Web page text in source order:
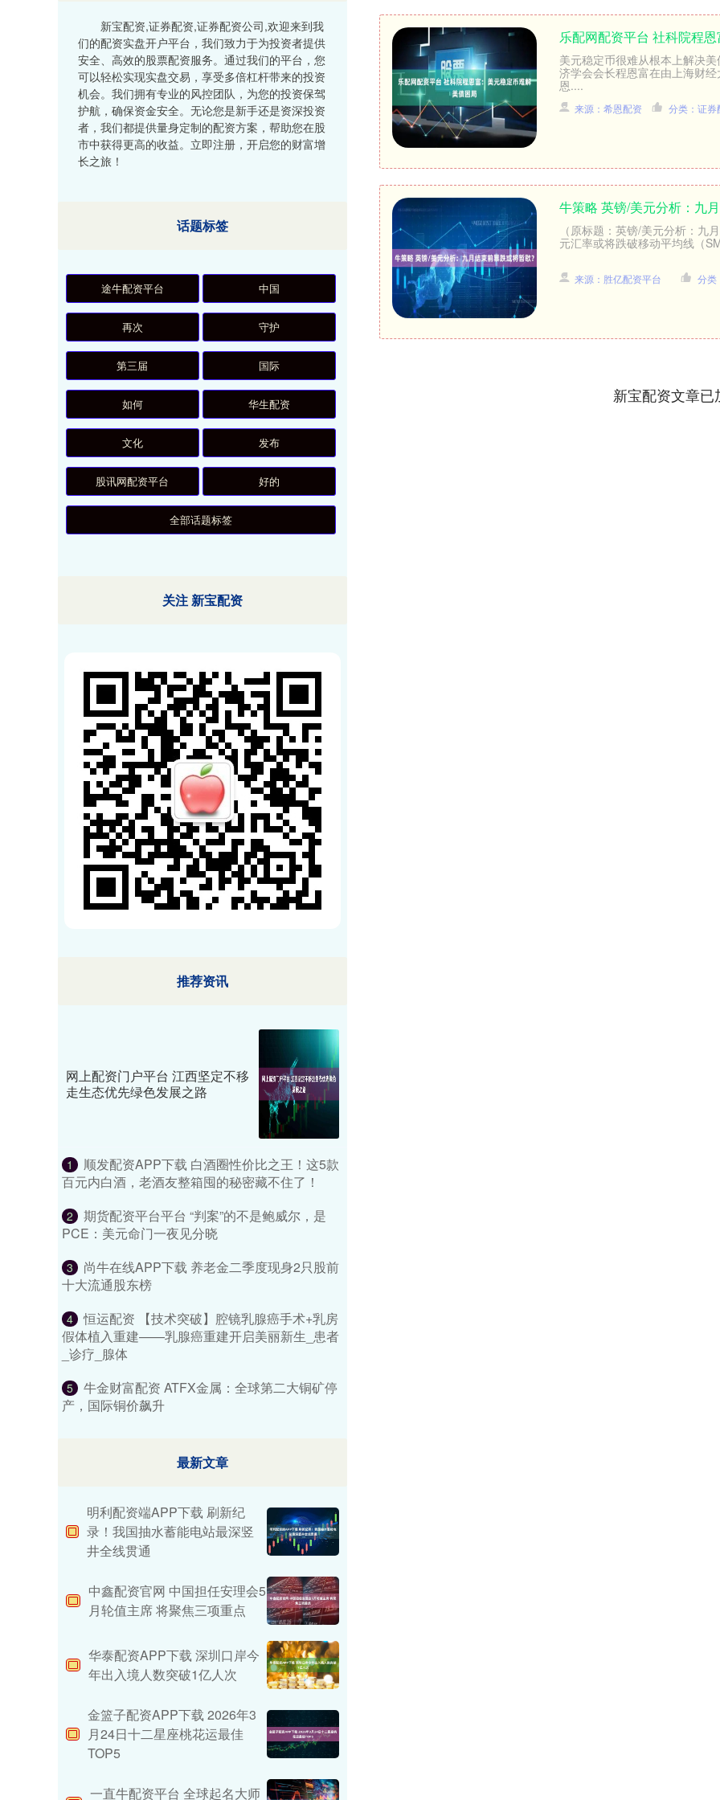
乐配网配资平台 社科院程
美元稳定币很难从根本上解决
济学会会长程恩富在由上海财
恩....
来源：希恩配资 分类：证券
牛策略 英镑/美元分析：九
（原标题：英镑/美元分析：
元汇率或将跌破移动平均线（
来源：胜亿配资平台 分类
新宝配资文章已
新宝配资,证券配资,证券配资公司,欢迎来到我
们的配资实盘开户平台，我们致力于为投资者提供
安全、高效的股票配资服务。通过我们的平台，您
可以轻松实现实盘交易，享受多倍杠杆带来的投资
机会。我们拥有专业的风控团队，为您的投资保驾
护航，确保资金安全。无论您是新手还是资深投资
者，我们都提供量身定制的配资方案，帮助您在股
市中获得更高的收益。立即注册，开启您的财富增
长之旅！
话题标签
途牛配资平台 中国
再次 守护
第三届 国际
如何 华生配资
文化 发布
股讯网配资平台 好的
全部话题标签
关注 新宝配资
推荐资讯
网上配资门户平台 江西坚定不移
走生态优先绿色发展之路
1
顺发配资APP下载 白酒圈性价比之王！这5款
百元内白酒，老酒友整箱囤的秘密藏不住了！
2
期货配资平台平台 “判案”的不是鲍威尔，是
PCE：美元命门一夜见分晓
3
尚牛在线APP下载 养老金二季度现身2只股前
十大流通股东榜
4
恒运配资 【技术突破】腔镜乳腺癌手术+乳房
假体植入重建——乳腺癌重建开启美丽新生_患者
_诊疗_腺体
5
牛金财富配资 ATFX金属：全球第二大铜矿停
产，国际铜价飙升
最新文章
明利配资端APP下载 刷新纪
录！我国抽水蓄能电站最深竖
井全线贯通
中鑫配资官网 中国担任安理会5
月轮值主席 将聚焦三项重点
华泰配资APP下载 深圳口岸今
年出入境人数突破1亿人次
金篮子配资APP下载 2026年3
月24日十二星座桃花运最佳
TOP5
一直牛配资平台 全球起名大师